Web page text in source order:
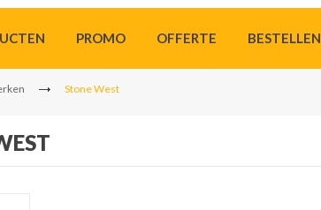
PROMO OFFERTE BESTELLEN
Stone West